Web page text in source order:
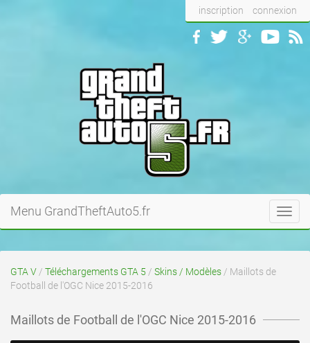
inscription connexion
Menu GrandTheftAuto5.fr
GTA V / Téléchargements GTA 5 / Skins / Modèles / Maillots de
Football de l'OGC Nice 2015-2016
Maillots de Football de l'OGC Nice 2015-2016